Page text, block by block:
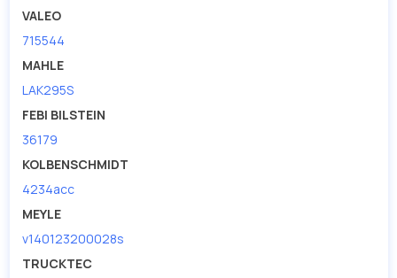
VALEO
715544
MAHLE
LAK295S
FEBI BILSTEIN
36179
KOLBENSCHMIDT
4234acc
MEYLE
v140123200028s
TRUCKTEC